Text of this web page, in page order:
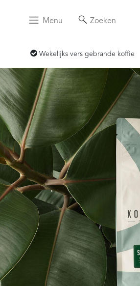
Menu Zoeken
Wekelijks vers gebrande koffie